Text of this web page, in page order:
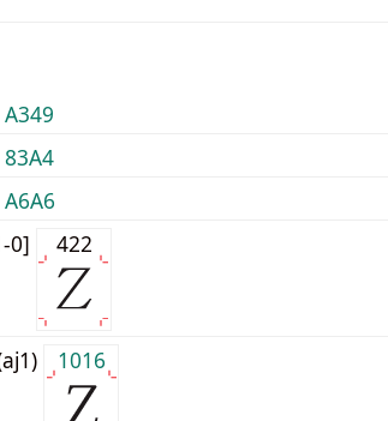
A349
83A4
A6A6
0] 422
1016